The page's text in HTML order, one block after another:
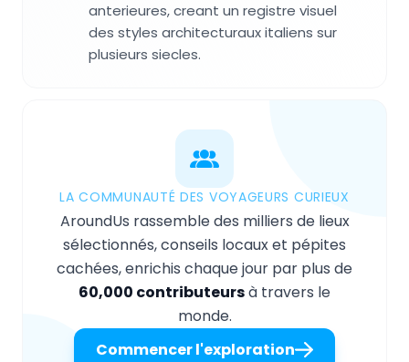
anterieures, creant un registre visuel
des styles architecturaux italiens sur
plusieurs siecles.
LA COMMUNAUTÉ DES VOYAGEURS CURIEUX
AroundUs rassemble des milliers de lieux
sélectionnés, conseils locaux et pépites
cachées, enrichis chaque jour par plus de
60,000 contributeursà travers le
monde.
Commencer l'exploration